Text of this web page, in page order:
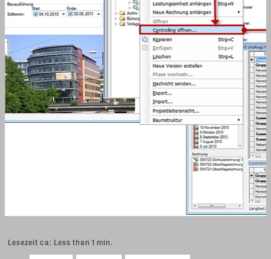
Lesezeit ca: Less than 1 min.